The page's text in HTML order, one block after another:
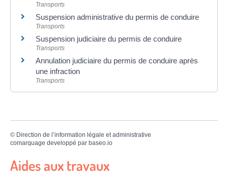
Transports
Suspension administrative du permis de conduire
Transports
Suspension judiciaire du permis de conduire
Transports
Annulation judiciaire du permis de conduire après
une infraction
Transports
© Direction de l’information légale et administrative
comarquage developpé par baseo.io
Aides aux travaux